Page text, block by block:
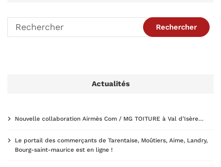
Actualités
Nouvelle collaboration Airmès Com / MG TOITURE à Val d’Isère…
Le portail des commerçants de Tarentaise, Moûtiers, Aime, Landry,
Bourg-saint-maurice est en ligne !